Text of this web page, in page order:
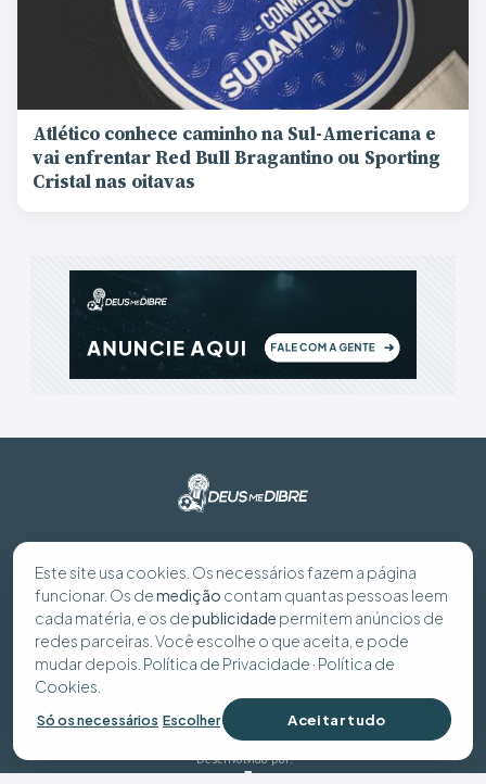
Atlético conhece caminho na Sul-Americana e
vai enfrentar Red Bull Bragantino ou Sporting
Cristal nas oitavas
Preferências de cookies
Política de Privacidade Política de Cookies Seus dados
Desenvolvido por:
Este site usa cookies. Os necessários fazem a página
funcionar. Os demedição contam quantas pessoas leem
cada matéria, e os depublicidade permitem anúncios de
redes parceiras. Você escolhe o que aceita, e pode
mudar depois. Política de Privacidade · Política de
Cookies.
Só os necessários Escolher Aceitar tudo